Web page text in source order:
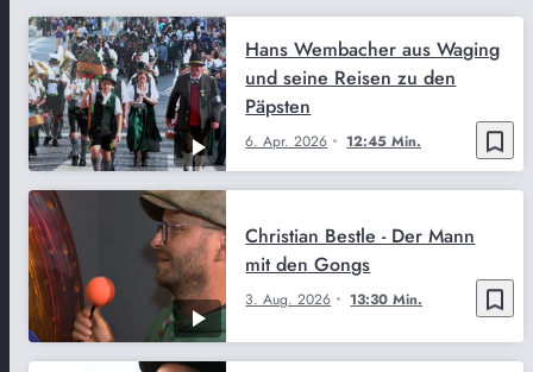
bookmark_border
6. Apr. 2026 12:45 Min.
Hans Wembacher aus Waging
und seine Reisen zu den
Päpsten
bookmark_border
3. Aug. 2026 13:30 Min.
Christian Bestle - Der Mann
mit den Gongs